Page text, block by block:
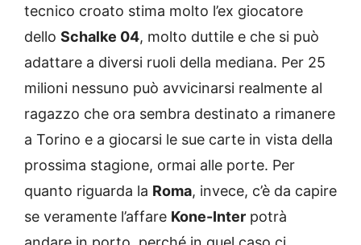
tecnico croato stima molto l’ex giocatore
dello Schalke 04, molto duttile e che si può
adattare a diversi ruoli della mediana. Per 25
milioni nessuno può avvicinarsi realmente al
ragazzo che ora sembra destinato a rimanere
a Torino e a giocarsi le sue carte in vista della
prossima stagione, ormai alle porte. Per
quanto riguarda la Roma, invece, c’è da capire
se veramente l’affare Kone-Inter potrà